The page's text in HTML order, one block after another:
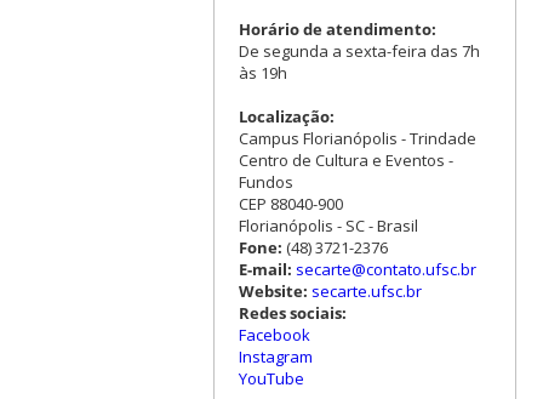
Horário de atendimento:
De segunda a sexta-feira das 7h
às 19h
Localização:
Campus Florianópolis - Trindade
Centro de Cultura e Eventos -
Fundos
CEP 88040-900
Florianópolis - SC - Brasil
Fone: (48) 3721-2376
E-mail: secarte@contato.ufsc.br
Website: secarte.ufsc.br
Redes sociais:
Facebook
Instagram
YouTube